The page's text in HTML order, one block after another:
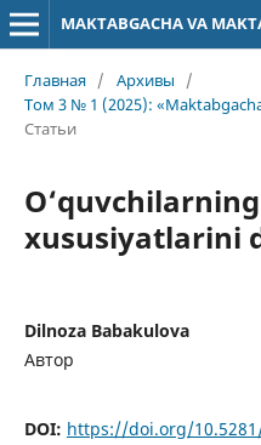
MAKTABGACHA VA
Главная / Архивы
/
Том 3 № 1 (2025):
Статьи
xususiyatlarini
Dilnoza Babakulova
Автор
DOI: https://doi.org/